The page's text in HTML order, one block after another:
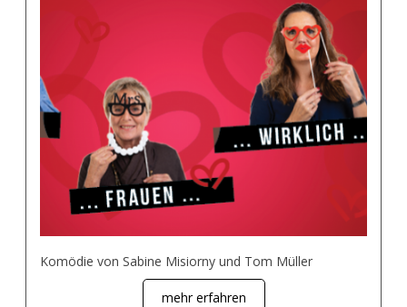
Komödie von Sabine Misiorny und Tom Müller
mehr erfahren